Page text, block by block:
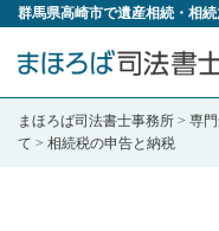
群馬県高崎市で遺産相続・相
まほろば司法書士事務所 > 専
て > 相続税の申告と納税